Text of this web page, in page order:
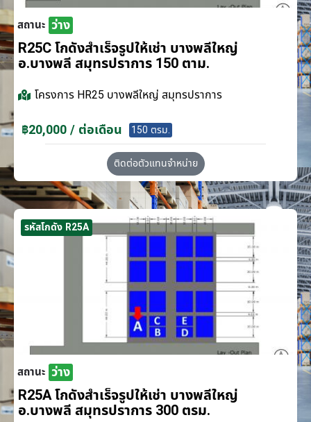
สถานะ ว่าง
R25C โกดังสำเร็จรูปให้เช่า บางพลีใหญ่
อ.บางพลี สมุทรปราการ 150 ตาม.
โครงการ HR25 บางพลีใหญ่ สมุทรปราการ
฿20,000 / ต่อเดือน 150 ตรม.
ติดต่อตัวแทนจำหน่าย
รหัสโกดัง R25A
สถานะ ว่าง
R25A โกดังสำเร็จรูปให้เช่า บางพลีใหญ่
อ.บางพลี สมุทรปราการ 300 ตรม.